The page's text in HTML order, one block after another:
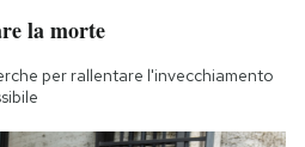
la morte
per rallentare l'invecchiamento